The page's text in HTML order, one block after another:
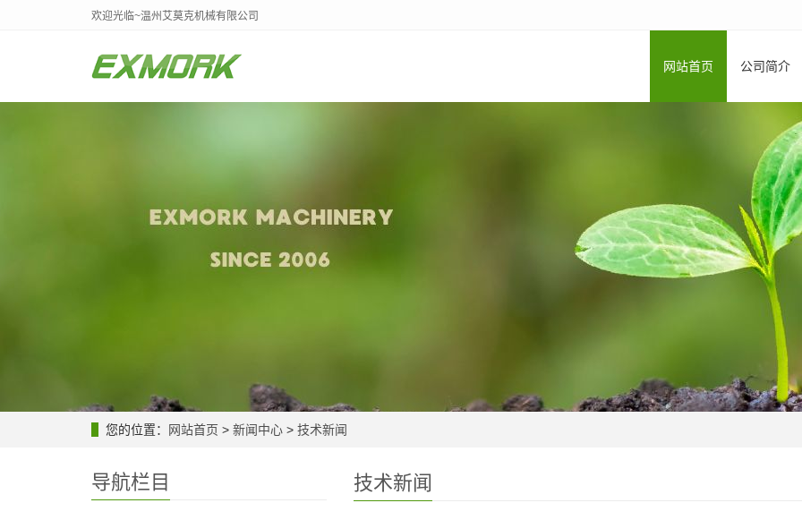
欢迎光临~温州艾莫克机械有限公司
网站首页 公司简介
您的位置： 网站首页 > 新闻中心 > 技术新闻
技术新闻
导航栏目